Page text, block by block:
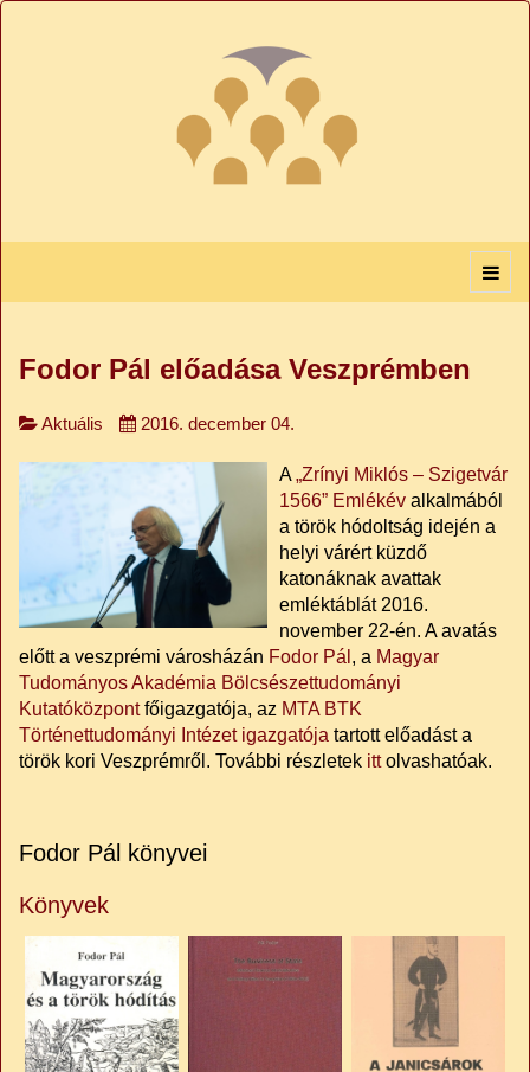
Fodor Pál előadása Veszprémben
Aktuális 2016. december 04.
A„Zrínyi Miklós – Szigetvár
1566” Emlékév alkalmából
a török hódoltság idején a
helyi várért küzdő
katonáknak avattak
emléktáblát 2016.
november 22-én. A avatás
előtt a veszprémi városházán Fodor Pál , a Magyar
Tudományos Akadémia Bölcsészettudományi
Kutatóközpontfőigazgatója, az MTA BTK
Történettudományi Intézet igazgatója tartott előadást a
török kori Veszprémről. További részletek ittolvashatóak.
Fodor Pál könyvei
Könyvek